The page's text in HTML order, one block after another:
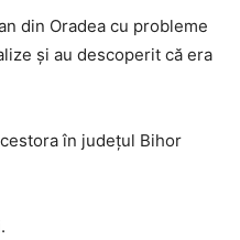
din Oradea cu probleme
și au descoperit că era
în județul Bihor